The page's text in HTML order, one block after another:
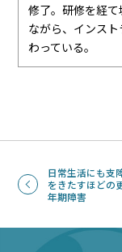
修了。研修を経
ながら、インス
わっている。
日常生活にも支
をきたすほどの
年期障害